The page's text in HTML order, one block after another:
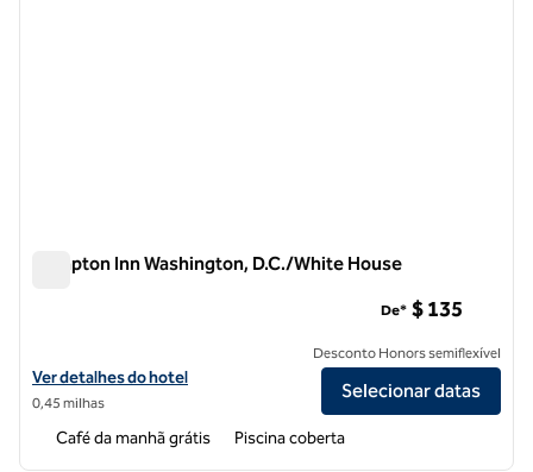
Hampton Inn Washington, D.C./White House
Exibir detalhes do hotel Hampton Inn Washington, D.C./White
Ver detalhes do hotel
0,45 milhas
De* $ 135
Desconto Honors semiflexível
Selecionar datas
Café da manhã grátis Piscina coberta